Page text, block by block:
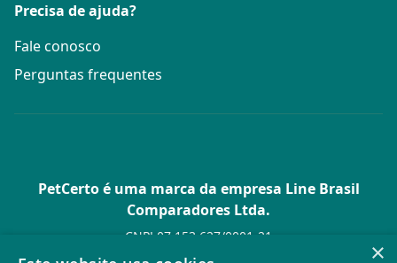
Precisa de ajuda?
Fale conosco
Perguntas frequentes
PetCerto é uma marca da empresa Line Brasil
Comparadores Ltda.
CNPJ 07.153.627/0001-21
Av. Paulista, 1.636 Conj. 4 Pavilhão 15 - Bela Vista - São Paulo -
×